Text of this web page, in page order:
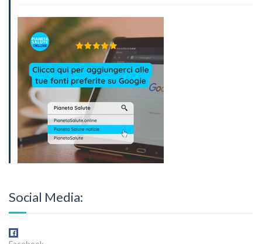
Social Media: